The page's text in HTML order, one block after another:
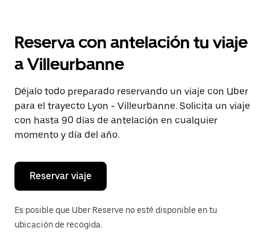
calendario
seleccionar
fecha.
Pulsa
el
botón
de
escape
cerrar
calendario.
Reserva con antelación tu viaje
a Villeurbanne
Déjalo todo preparado reservando un viaje con Uber
para el trayecto Lyon - Villeurbanne. Solicita un viaje
con hasta 90 días de antelación en cualquier
momento y día del año.
Reservar viaje
Es posible que Uber Reserve no esté disponible en tu
ubicación de recogida.